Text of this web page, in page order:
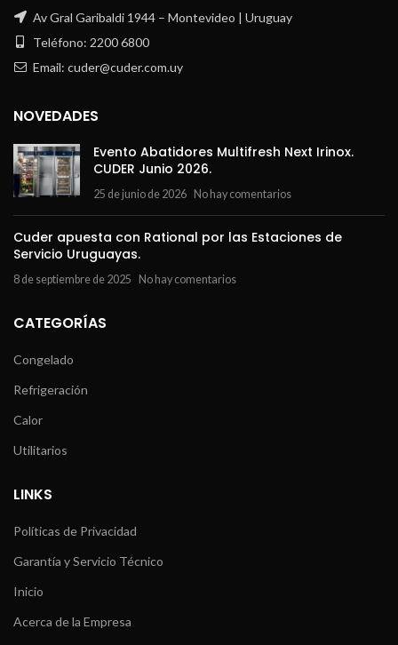
Av Gral Garibaldi 1944 – Montevideo | Uruguay
Teléfono: 2200 6800
Email: cuder@cuder.com.uy
NOVEDADES
Evento Abatidores Multifresh Next Irinox.
CUDER Junio 2026.
25 de junio de 2026 No hay comentarios
Cuder apuesta con Rational por las Estaciones de
Servicio Uruguayas.
8 de septiembre de 2025 No hay comentarios
CATEGORÍAS
Congelado
Refrigeración
Calor
Utilitarios
LINKS
Políticas de Privacidad
Garantía y Servicio Técnico
Inicio
Acerca de la Empresa